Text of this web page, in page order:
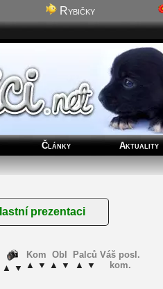
Rybičky
Články Aktuality
▲ ▼
Kom
▲ ▼
Obl
▲ ▼
Palců
▲ ▼
Váš posl.
kom.